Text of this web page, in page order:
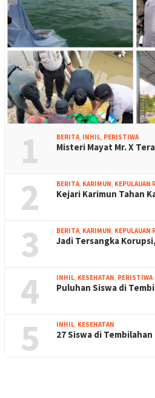
1 BERITA, INHIL, PERISTIWA
Misteri Mayat Mr. X
2 BERITA, KARIMUN, KEPULAUAN
Kejari Karimun Tahan
3 BERITA, KARIMUN, KEPULAUAN
Jadi Tersangka
4 INHIL, KESEHATAN, PERISTIWA
Puluhan Siswa di
5 INHIL, KESEHATAN
27 Siswa di